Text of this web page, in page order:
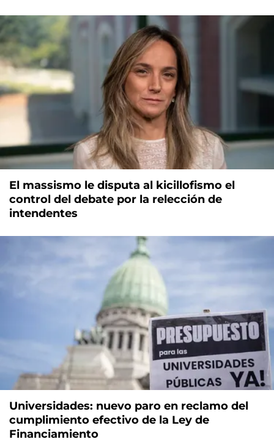
El massismo le disputa al kicillofismo el
control del debate por la relección de
intendentes
Universidades: nuevo paro en reclamo del
cumplimiento efectivo de la Ley de
Financiamiento